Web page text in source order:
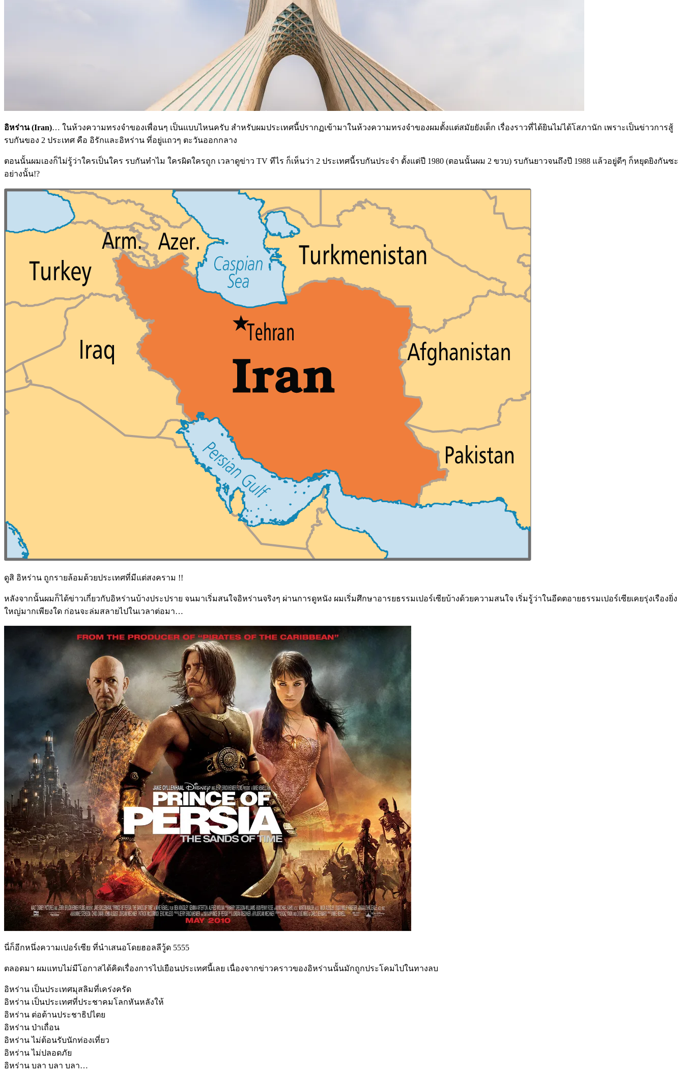
อิหร่าน (Iran)… ในห้วงความทรงจำของเพื่อนๆ เป็นแบบไหนครับ สำหรับผมประเทศนี้ปรากฏเข้ามาในห้วงความทรงจำของผมตั้งแต่สมัยยังเด็ก เรื่องราวที่ได้ยินไม่ได้โสภานัก เพราะเป็นข่าวการสู้
รบกันของ 2 ประเทศ คือ อิรักและอิหร่าน ที่อยู่แถวๆ ตะวันออกกลาง
ตอนนั้นผมเองก็ไม่รู้ว่าใครเป็นใคร รบกันทำไม ใครผิดใครถูก เวลาดูข่าว TV ทีไร ก็เห็นว่า 2 ประเทศนี้รบกันประจำ ตั้งแต่ปี 1980 (ตอนนั้นผม 2 ขวบ) รบกันยาวจนถึงปี 1988 แล้วอยู่ดีๆ ก็หยุดยิงกันซะ
อย่างนั้น!?
ดูสิ อิหร่าน ถูกรายล้อมด้วยประเทศที่มีแต่สงคราม !!
หลังจากนั้นผมก็ได้ข่าวเกี่ยวกับอิหร่านบ้างประปราย จนมาเริ่มสนใจอิหร่านจริงๆ ผ่านการดูหนัง ผมเริ่มศึกษาอารยธรรมเปอร์เซียบ้างด้วยความสนใจ เริ่มรู้ว่าในอีดตอายธรรมเปอร์เซียเคยรุ่งเรืองยิ่ง
ใหญ่มากเพียงใด ก่อนจะล่มสลายไปในเวลาต่อมา…
นี่ก็อีกหนึ่งความเปอร์เซีย ที่นำเสนอโดยฮอลลีวู้ด 5555
ตลอดมา ผมแทบไม่มีโอกาสได้คิดเรื่องการไปเยือนประเทศนี้เลย เนื่องจากข่าวคราวของอิหร่านนั้นมักถูกประโคมไปในทางลบ
อิหร่าน เป็นประเทศมุสลิมที่เคร่งครัด
อิหร่าน เป็นประเทศที่ประชาคมโลกหันหลังให้
อิหร่าน ต่อต้านประชาธิปไตย
อิหร่าน ป่าเถื่อน
อิหร่าน ไม่ต้อนรับนักท่องเที่ยว
อิหร่าน ไม่ปลอดภัย
อิหร่าน บลา บลา บลา…